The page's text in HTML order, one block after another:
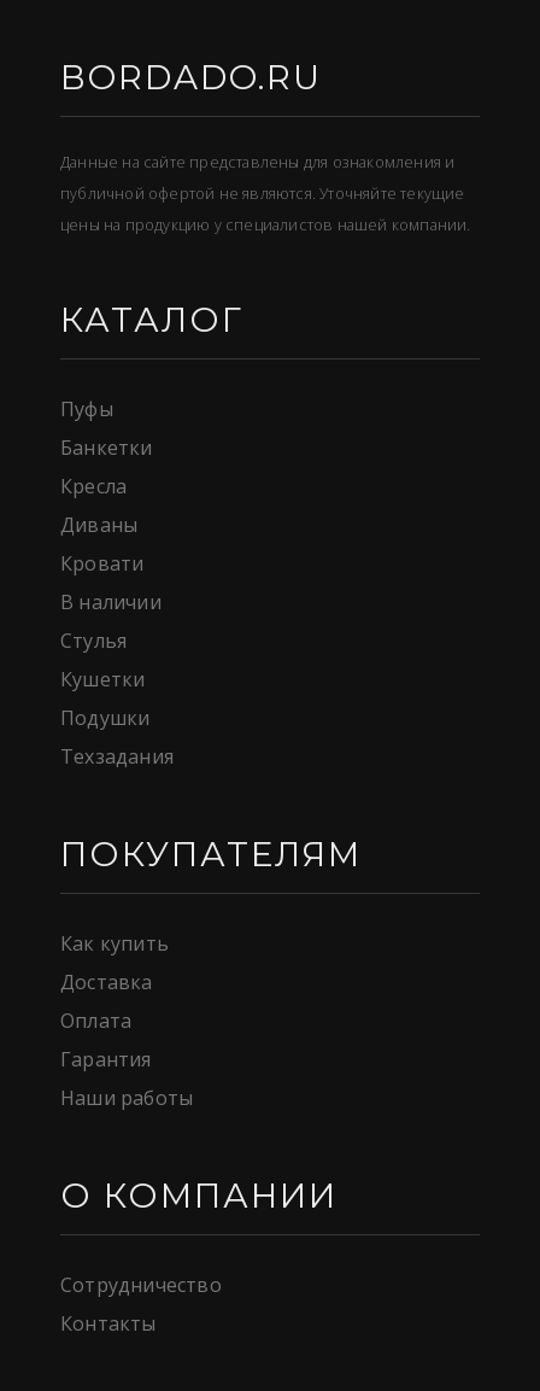
BORDADO.RU
Данные на сайте представлены для ознакомления и
публичной офертой не являются. Уточняйте текущие
цены на продукцию у специалистов нашей компании.
КАТАЛОГ
Пуфы
Банкетки
Кресла
Диваны
Кровати
В наличии
Стулья
Кушетки
Подушки
Техзадания
ПОКУПАТЕЛЯМ
Как купить
Доставка
Оплата
Гарантия
Наши работы
О КОМПАНИИ
Сотрудничество
Контакты